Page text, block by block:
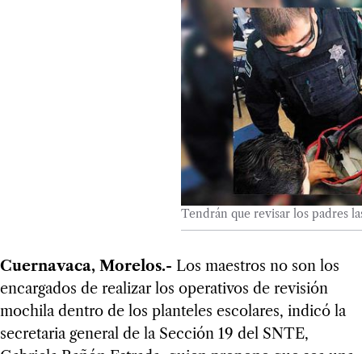
Tendrán que revisar los padres
Cuernavaca, Morelos.- Los maestros no son los
encargados de realizar los operativos de revisión
mochila dentro de los planteles escolares, indicó la
secretaria general de la Sección 19 del SNTE,